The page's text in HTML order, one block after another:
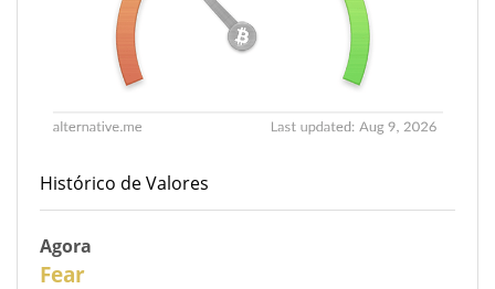
Histórico de Valores
Agora
Fear